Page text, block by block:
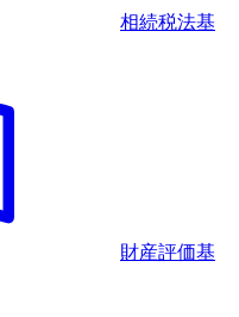
相続税法基
財産評価基